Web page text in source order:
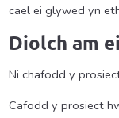
cael ei glywed yn
Diolch am
Ni chafodd y
Cafodd y prosiect